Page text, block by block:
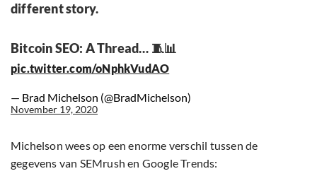
different story.
Bitcoin SEO: A Thread… 🧵📊
pic.twitter.com/oNphkVudAO
— Brad Michelson (@BradMichelson)
November 19, 2020
Michelson wees op een enorme verschil tussen de
gegevens van SEMrush en Google Trends: